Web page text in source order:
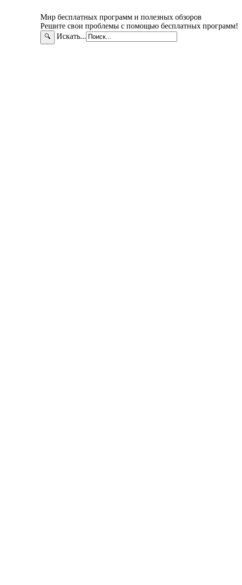
Мир бесплатных программ и полезных обзоров
Решите свои проблемы с помощью бесплатных программ!
🔍 Искать...